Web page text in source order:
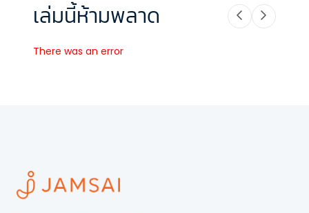
เล่มนี้ห้ามพลาด
There was an error